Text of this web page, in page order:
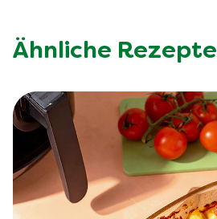
Ähnliche Rezepte